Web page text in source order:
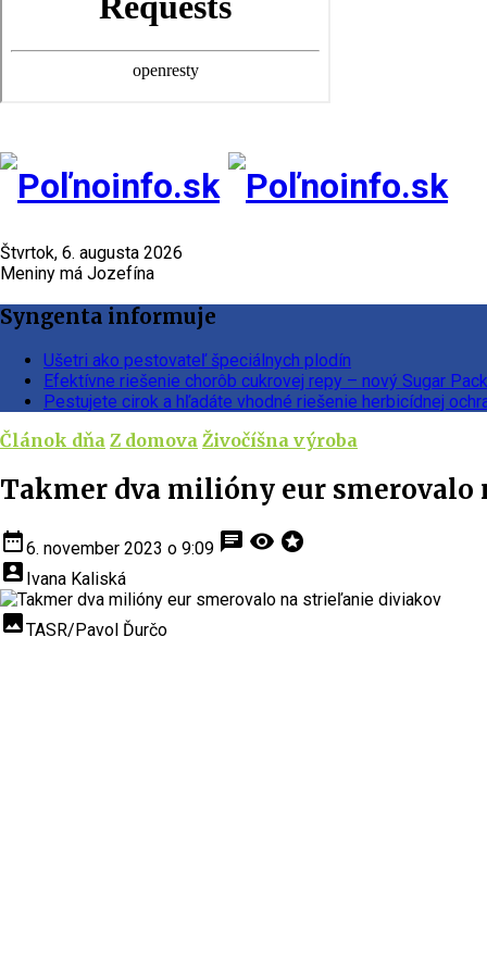
Štvrtok, 6. augusta 2026
Meniny má Jozefína
Syngenta informuje
Ušetri ako pestovateľ špeciálnych plodín
Efektívne riešenie chorôb cukrovej repy – nový Sugar Pack
Pestujete cirok a hľadáte vhodné riešenie herbicídnej
Článok dňa Z domova Živočíšna výroba
Takmer dva milióny eur
date_range6. november 2023 o 9:09 chat visibility stars
account_box Ivana Kaliská
insert_photoTASR/Pavol Ďurčo